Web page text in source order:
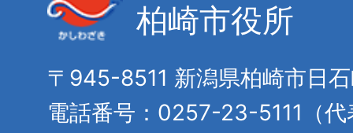
柏崎市役所
〒945-8511 新潟県柏崎市日
電話番号：0257-23-5111（代